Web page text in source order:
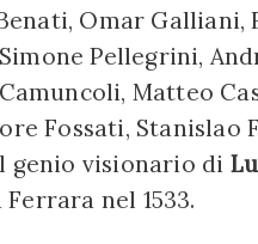
Omar
Pellegrini,
Matteo
Fossati, Stanislao
genio visionario di
nel 1533.